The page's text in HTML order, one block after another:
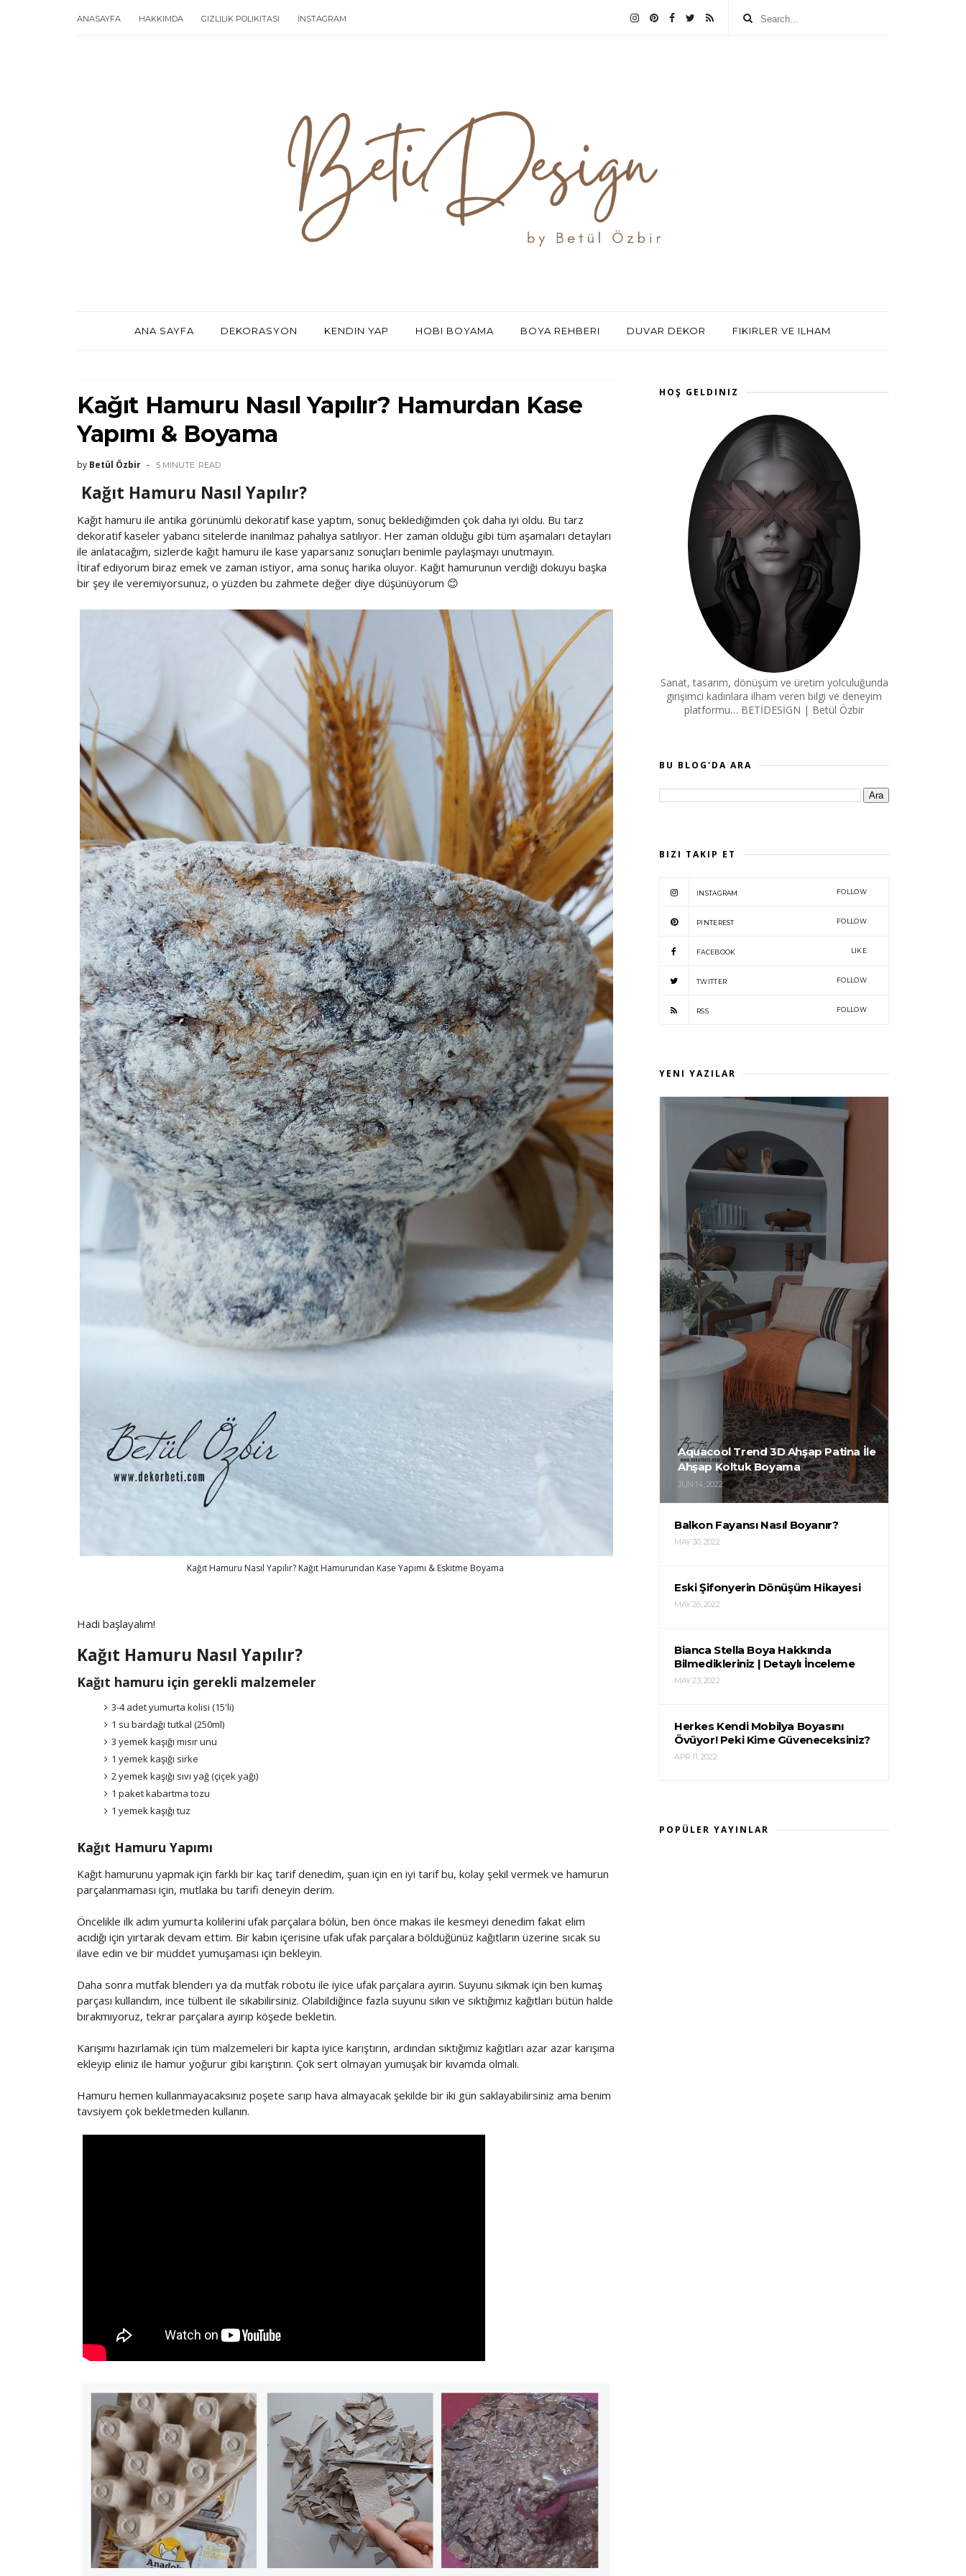
ANASAYFA HAKKIMDA GIZLILIK POLIKITASI İNSTAGRAM
ANA SAYFA DEKORASYON KENDIN YAP HOBI BOYAMA BOYA REHBERI DUVAR DEKOR FIKIRLER VE ILHAM
Kağıt Hamuru Nasıl Yapılır? Hamurdan Kase
Yapımı & Boyama
by Betül Özbir 5 MINUTE READ
Kağıt Hamuru Nasıl Yapılır?
Kağıt hamuru ile antika görünümlü dekoratif kase yaptım, sonuç beklediğimden çok daha iyi oldu. Bu tarz
dekoratif kaseler yabancı sitelerde inanılmaz pahalıya satılıyor. Her zaman olduğu gibi tüm aşamaları detayları
ile anlatacağım, sizlerde kağıt hamuru ile kase yaparsanız sonuçları benimle paylaşmayı unutmayın.
İtiraf ediyorum biraz emek ve zaman istiyor, ama sonuç harika oluyor. Kağıt hamurunun verdiği dokuyu başka
bir şey ile veremiyorsunuz, o yüzden bu zahmete değer diye düşünüyorum 😊
Kağıt Hamuru Nasıl Yapılır? Kağıt Hamurundan Kase Yapımı & Eskitme Boyama
Hadi başlayalım!
Kağıt Hamuru Nasıl Yapılır?
Kağıt hamuru için gerekli malzemeler
3-4 adet yumurta kolisi (15'li)
1 su bardağı tutkal (250ml)
3 yemek kaşığı mısır unu
1 yemek kaşığı sirke
2 yemek kaşığı sıvı yağ (çiçek yağı)
1 paket kabartma tozu
1 yemek kaşığı tuz
Kağıt Hamuru Yapımı
Kağıt hamurunu yapmak için farklı bir kaç tarif denedim, şuan için en iyi tarif bu, kolay şekil vermek ve hamurun
parçalanmaması için, mutlaka bu tarifi deneyin derim.
Öncelikle ilk adım yumurta kolilerini ufak parçalara bölün, ben önce makas ile kesmeyi denedim fakat elim
acıdığı için yırtarak devam ettim. Bir kabın içerisine ufak ufak parçalara böldüğünüz kağıtların üzerine sıcak su
ilave edin ve bir müddet yumuşaması için bekleyin.
Daha sonra mutfak blenderı ya da mutfak robotu ile iyice ufak parçalara ayırın. Suyunu sıkmak için ben kumaş
parçası kullandım, ince tülbent ile sıkabilirsiniz. Olabildiğince fazla suyunu sıkın ve sıktığımız kağıtları bütün halde
bırakmıyoruz, tekrar parçalara ayırıp köşede bekletin.
Karışımı hazırlamak için tüm malzemeleri bir kapta iyice karıştırın, ardından sıktığımız kağıtları azar azar karışıma
ekleyip eliniz ile hamur yoğurur gibi karıştırın. Çok sert olmayan yumuşak bir kıvamda olmalı.
Hamuru hemen kullanmayacaksınız poşete sarıp hava almayacak şekilde bir iki gün saklayabilirsiniz ama benim
tavsiyem çok bekletmeden kullanın.
HOŞ GELDINIZ
Sanat, tasarım, dönüşüm ve üretim yolculuğunda
girişimci kadınlara ilham veren bilgi ve deneyim
platformu… BETİDESİGN | Betül Özbir
BU BLOG'DA ARA
BIZI TAKIP ET
İNSTAGRAM FOLLOW
PINTEREST FOLLOW
FACEBOOK LIKE
TWITTER FOLLOW
RSS FOLLOW
YENI YAZILAR
Aquacool Trend 3D Ahşap Patina İle
Ahşap Koltuk Boyama
JUN 14, 2022
Balkon Fayansı Nasıl Boyanır?
MAY 30, 2022
Eski Şifonyerin Dönüşüm Hikayesi
MAY 26, 2022
Bianca Stella Boya Hakkında
Bilmedikleriniz | Detaylı İnceleme
MAY 23, 2022
Herkes Kendi Mobilya Boyasını
Övüyor! Peki Kime Güveneceksiniz?
APR 11, 2022
POPÜLER YAYINLAR